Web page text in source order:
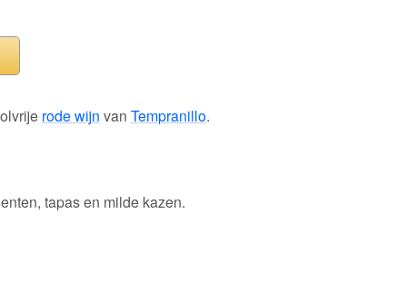
rode wijn van Tempranillo.
tapas en milde kazen.